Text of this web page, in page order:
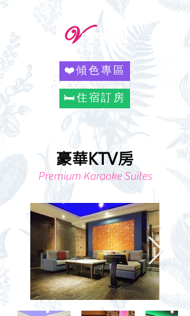
❤️傾色專區
🛏️住宿訂房
豪華KTV房
Premium Karaoke Suites